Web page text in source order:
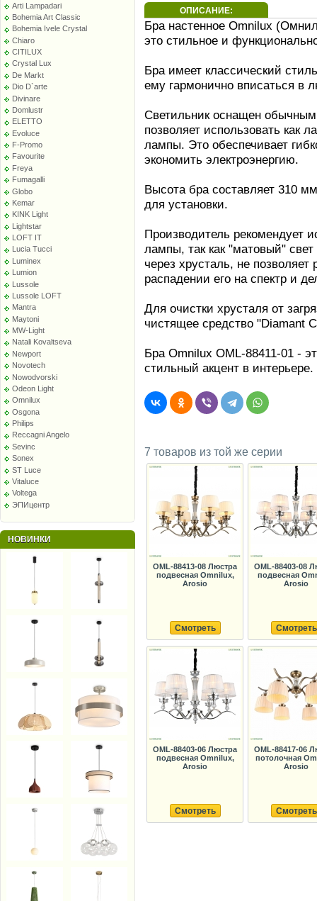
Arti Lampadari
Bohemia Art Classic
Bohemia Ivele Crystal
Chiaro
CITILUX
Crystal Lux
De Markt
Dio D`arte
Divinare
Domlustr
ELETTO
Evoluce
F-Promo
Favourite
Freya
Fumagalli
Globo
Kemar
KINK Light
Lightstar
LOFT IT
Lucia Tucci
Luminex
Lumion
Lussole
Lussole LOFT
Mantra
Maytoni
MW-Light
Natali Kovaltseva
Newport
Novotech
Nowodvorski
Odeon Light
Omnilux
Osgona
Philips
Reccagni Angelo
Sevinc
Sonex
ST Luce
Vitaluce
Voltega
ЭПИцентр
НОВИНКИ
ОПИСАНИЕ:
Бра настенное Omnilux
это стильное и
Бра имеет классический
ему гармонично вписаться в
Светильник оснащен
позволяет использовать как
лампы. Это обеспечивает
экономить электроэнергию.
Высота бра составляет 310
для установки.
Производитель рекомендует
лампы, так как "матовый"
через хрусталь, не
распадении его на спектр и
Для очистки хрусталя от
чистящее средство "Diamant
Бра Omnilux OML-88411-01 -
стильный акцент в интерьере.
7 товаров из той же серии
OML-88413-08 Люстра
подвесная Omnilux,
Arosio
Смотреть
OML-88403-08
подвесная
Arosio
Смотреть
OML-88403-06 Люстра
подвесная Omnilux,
Arosio
Смотреть
OML-88417-06
потолочная
Arosio
Смотреть